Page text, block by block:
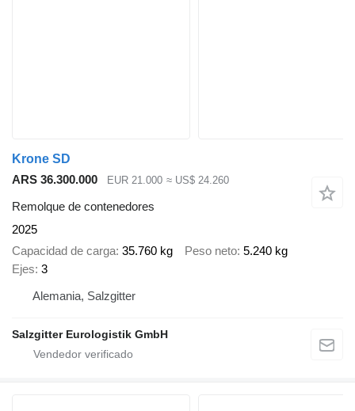
Krone SD
ARS 36.300.000
EUR 21.000 ≈ US$ 24.260
Remolque de contenedores
2025
Capacidad de carga 35.760 kg Peso neto 5.240 kg
Ejes 3
Alemania, Salzgitter
Salzgitter Eurologistik GmbH